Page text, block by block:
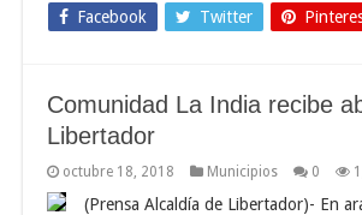
Facebook Twitter
Comunidad La India recibe
Libertador
octubre 18, 2018 Municipios 0
(Prensa Alcaldía de Libertador)- En